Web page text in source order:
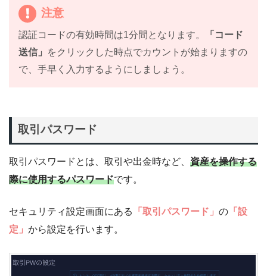
注意
認証コードの有効時間は1分間となります。
「コード
送信」
をクリックした時点でカウントが始まりますの
で、手早く入力するようにしましょう。
取引パスワード
取引パスワードとは、取引や出金時など、 資産を操作する
際に使用するパスワードです。
セキュリティ設定画面にある 「取引パスワード」 の 「設
定」 から設定を行います。